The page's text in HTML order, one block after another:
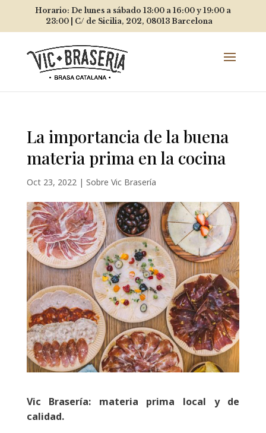
Horario: De lunes a sábado 13:00 a 16:00 y 19:00 a
23:00 | C/ de Sicilia, 202, 08013 Barcelona
La importancia de la buena
materia prima en la cocina
Oct 23, 2022| Sobre Vic Brasería
Vic Brasería: materia prima local y de
calidad.